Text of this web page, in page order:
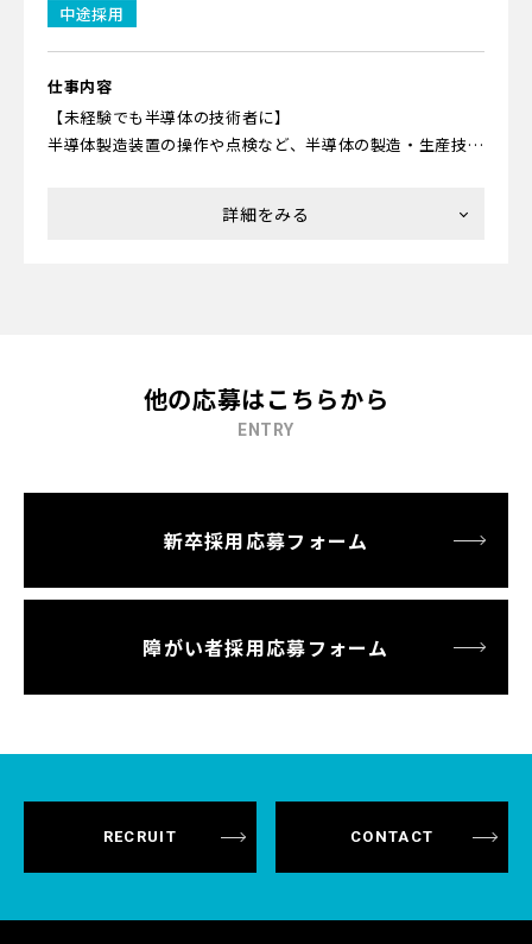
中途採用
仕事内容
【未経験でも半導体の技術者に】
半導体製造装置の操作や点検など、半導体の製造・生産技術
2.スイッチをオンにして装置を動かす
3.半導体ウェハーの加工が完了
お仕事に慣れてきたら、調子が悪い
製造装置の修理などもできるようになります。
半導体製造の上流工程に携わることも可能。
未経験から技術を学び、キャリアップしていける環境です。
他の応募はこちらから
ENTRY
新卒採用応募フォーム
障がい者採用応募フォーム
RECRUIT CONTACT